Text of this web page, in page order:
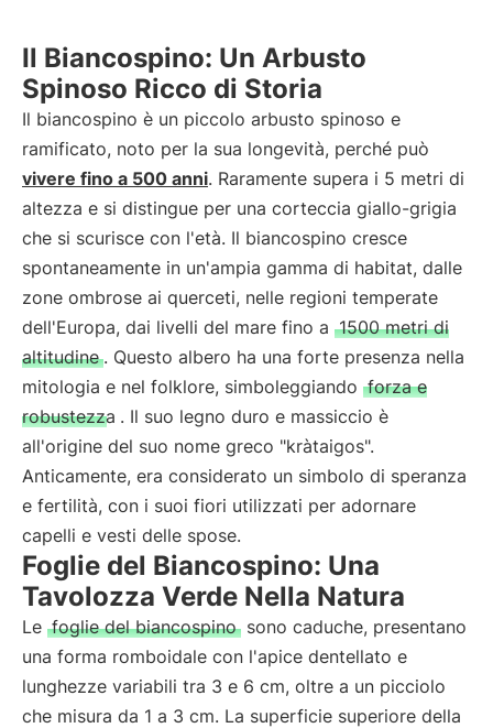
Il Biancospino: Un Arbusto
Spinoso Ricco di Storia
Il biancospino è un piccolo arbusto spinoso e
ramificato, noto per la sua longevità, perché può
vivere fino a 500 anni. Raramente supera i 5 metri di
altezza e si distingue per una corteccia giallo-grigia
che si scurisce con l'età. Il biancospino cresce
spontaneamente in un'ampia gamma di habitat, dalle
zone ombrose ai querceti, nelle regioni temperate
dell'Europa, dai livelli del mare fino a 1500 metri di
altitudine . Questo albero ha una forte presenza nella
mitologia e nel folklore, simboleggiando forza e
robustezza . Il suo legno duro e massiccio è
all'origine del suo nome greco "kràtaigos".
Anticamente, era considerato un simbolo di speranza
e fertilità, con i suoi fiori utilizzati per adornare
capelli e vesti delle spose.
Foglie del Biancospino: Una
Tavolozza Verde Nella Natura
Le foglie del biancospino sono caduche, presentano
una forma romboidale con l'apice dentellato e
lunghezze variabili tra 3 e 6 cm, oltre a un picciolo
che misura da 1 a 3 cm. La superficie superiore della